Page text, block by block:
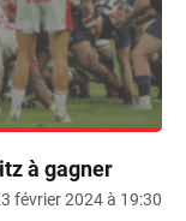
à gagner
février 2024 à 19:30